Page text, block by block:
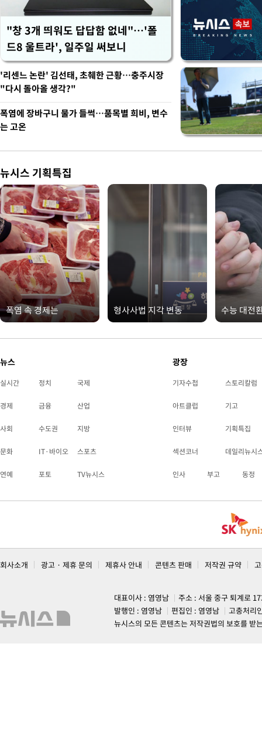
"창 3개 띄워도 답답함 없네"…'폴
드8 울트라', 일주일 써보니
'리센느 논란' 김선태, 초췌한 근황…충주시장
"다시 돌아올 생각?"
폭염에 장바구니 물가 들썩…품목별 희비, 변수
는 고온
뉴시스 기획특집
폭염 속 경제는 형사사법 지각 변동 수능 대전
뉴스
실시간 정치 국제
경제 금융 산업
사회 수도권 지방
문화 IT·바이오 스포츠
연예 포토 TV뉴시스
광장
기자수첩 스토리칼럼
아트클럽 기고
인터뷰 기획특집
섹션코너 데일리뉴시
인사 부고 동정
회사소개 광고 · 제휴 문의 제휴사 안내 콘텐츠 판매 저작권 규약
대표이사 : 염영남
주소 : 서울 중구 퇴계로
발행인 : 염영남
편집인 : 염영남
고충처리
뉴시스의 모든 콘텐츠는 저작권법의 보호를